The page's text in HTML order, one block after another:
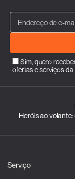
Sim, quero
ofertas e serviços da
Heróis ao
Serviço